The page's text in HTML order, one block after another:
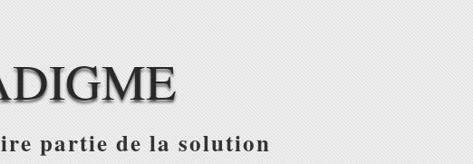
partie de la solution